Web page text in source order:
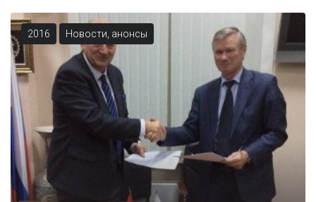
2016 Новости, анонсы